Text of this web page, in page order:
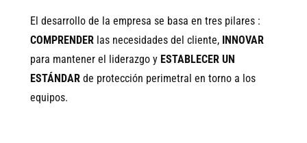
El desarrollo de la empresa se basa en tres pilares :
COMPRENDER las necesidades del cliente, INNOVAR
para mantener el liderazgo y ESTABLECER UN
ESTÁNDAR de protección perimetral en torno a los
equipos.